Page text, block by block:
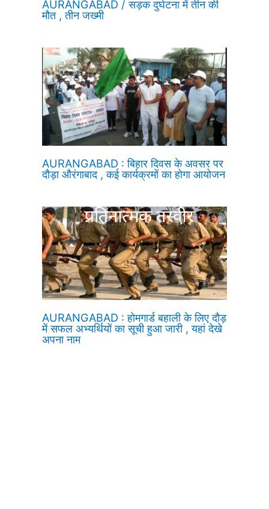
AURANGABAD / सड़क दुर्घटना में तीन की
मौत , तीन जख्मी
AURANGABAD : बिहार दिवस के अवसर पर
दौड़ा औरंगाबाद , कई कार्यक्रमों का होगा आयोजन
AURANGABAD : होमगार्ड बहाली के लिए दौड़
में सफल अभ्यर्थियों का सूची हुआ जारी , यहां देखे
अपना नाम